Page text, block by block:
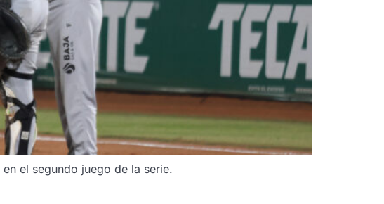
el segundo juego de la serie.